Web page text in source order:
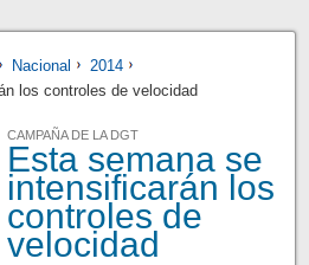
Nacional
2014
los controles de velocidad
CAMPAÑA DE LA DGT
Esta semana se
intensificarán los
controles de
velocidad